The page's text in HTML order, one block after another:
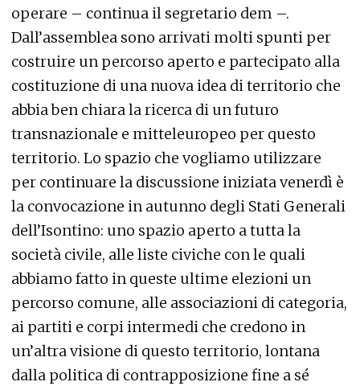
operare – continua il segretario dem –.
Dall’assemblea sono arrivati molti spunti per
costruire un percorso aperto e partecipato alla
costituzione di una nuova idea di territorio che
abbia ben chiara la ricerca di un futuro
transnazionale e mitteleuropeo per questo
territorio. Lo spazio che vogliamo utilizzare
per continuare la discussione iniziata venerdì è
la convocazione in autunno degli Stati Generali
dell’Isontino: uno spazio aperto a tutta la
società civile, alle liste civiche con le quali
abbiamo fatto in queste ultime elezioni un
percorso comune, alle associazioni di categoria,
ai partiti e corpi intermedi che credono in
un’altra visione di questo territorio, lontana
dalla politica di contrapposizione fine a sé